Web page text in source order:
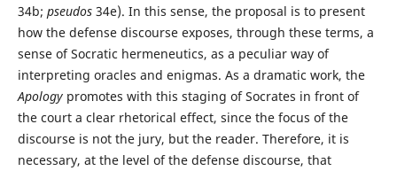
34b; pseudos34e). In this sense, the proposal is to present
how the defense discourse exposes, through these terms, a
sense of Socratic hermeneutics, as a peculiar way of
interpreting oracles and enigmas. As a dramatic work, the
Apologypromotes with this staging of Socrates in front of
the court a clear rhetorical effect, since the focus of the
discourse is not the jury, but the reader. Therefore, it is
necessary, at the level of the defense discourse, that